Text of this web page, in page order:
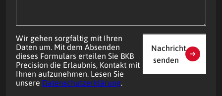
Wir gehen sorgfältig mit Ihren
Daten um. Mit dem Absenden
dieses Formulars erteilen Sie BKB
Precision die Erlaubnis, Kontakt mit
Ihnen aufzunehmen. Lesen Sie
unsere Datenschutzerklärung.
Nachricht
senden